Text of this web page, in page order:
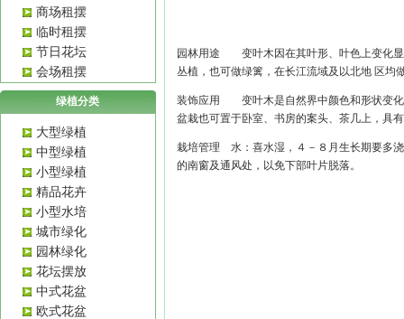
商场租摆
临时租摆
节日花坛
会场租摆
绿植分类
大型绿植
中型绿植
小型绿植
精品花卉
小型水培
城市绿化
园林绿化
花坛摆放
中式花盆
欧式花盆
园林用途 变叶木因在其叶形、叶色上变化显
丛植，也可做绿篱 ，在长江流域及以北地 区
装饰应用 变叶木是自然界中颜色和形状变化
盆栽也可置于卧室、书房的案头、茶几上，具
栽培管理 水：喜水湿，４－８月生长期要多
的南窗及通风处，以免下部叶片脱落。